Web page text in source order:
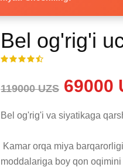
Bel og'rig'i
119000 UZS 69000
Bel og'rig'i va siyatikaga
moddalariga boy qon